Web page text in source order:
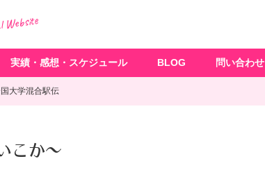
実績・感想・スケジュール BLOG 問い合わせ
大学混合駅伝
こか～